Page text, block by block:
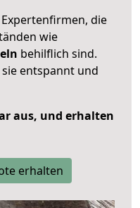
die
wie
behilflich sind.
sie entspannt und
aus, und erhalten
erhalten